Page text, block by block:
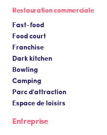
Restauration commerciale
Fast-food
Food court
Franchise
Dark kitchen
Bowling
Camping
Parc d'attraction
Espace de loisirs
Entreprise